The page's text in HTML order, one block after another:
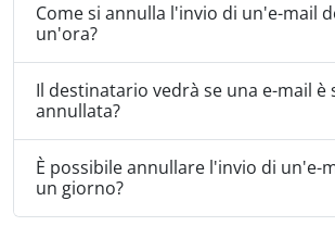
Come si annulla l'invio di un'e-mail
un'ora?
Il destinatario vedrà se una e-mail è
annullata?
È possibile annullare l'invio di un'e-
un giorno?